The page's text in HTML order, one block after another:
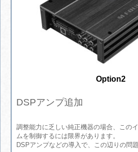
Option2
DSPアンプ追加
調整能力に乏しい純正機器の場合、この
ムを制御するには限界があります。
DSPアンプなどの導入で、この辺りの問